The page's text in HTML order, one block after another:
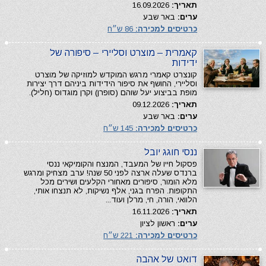
תאריך:
ערים: באר שבע
כרטיסים למכירה:
קאמרית – מוצרט וסליירי – סיפורה של
ידידות
קונצרט קאמרי מרגש המוקדש למוזיקה של מוצרט
וסליירי, החושף את סיפור הידידות ביניהם דרך יצירות
מופת בביצוע יעל שוהם (סופרן) וקרן מוגדוס (חליל).
תאריך:
ערים: באר שבע
כרטיסים למכירה:
ננסי חוגג יובל
פסקול חייו של המעבד, המנצח והקומיקאי ננסי
ברנדס שעלה ארצה לפני 50 שנה! ערב מצחיק ומרגש
מלא הומור, סיפורים מאחורי הקלעים ושירים מכל
התקופות. הפרח בגני, אלף נשיקות, לא תנצחו אותי,
הלוואי, הורה, חי, מרלן ועוד...
תאריך:
ערים: ראשון לציון
כרטיסים למכירה:
דואט של אהבה